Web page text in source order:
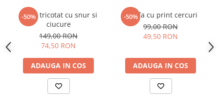
-50%
Guler tricotat cu snur si
ciucure
149,00 RON
74,50 RON
ADAUGA IN COS
-50%
Esarfa cu print cercuri
99,00 RON
49,50 RON
ADAUGA IN COS